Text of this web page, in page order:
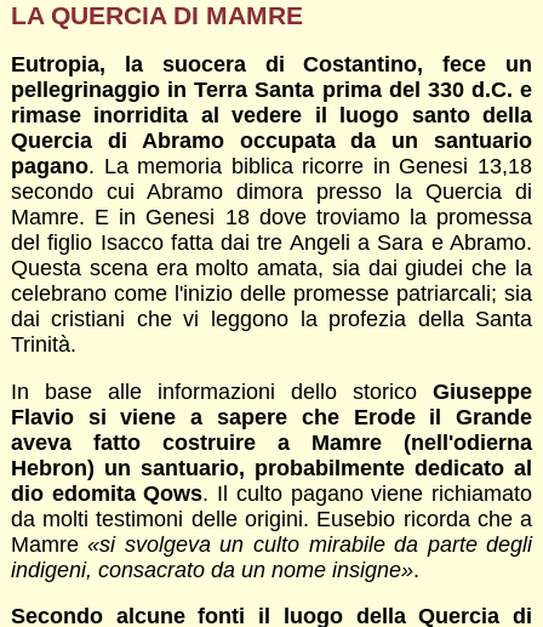
LA QUERCIA DI MAMRE
Eutropia, la suocera di Costantino, fece un
pellegrinaggio in Terra Santa prima del 330 d.C. e
rimase inorridita al vedere il luogo santo della
Quercia di Abramo occupata da un santuario
pagano. La memoria biblica ricorre in Genesi 13,18
secondo cui Abramo dimora presso la Quercia di
Mamre. E in Genesi 18 dove troviamo la promessa
del figlio Isacco fatta dai tre Angeli a Sara e Abramo.
Questa scena era molto amata, sia dai giudei che la
celebrano come l'inizio delle promesse patriarcali; sia
dai cristiani che vi leggono la profezia della Santa
Trinità.
In base alle informazioni dello storicoGiuseppe
Flavio si viene a sapere che Erode il Grande
aveva fatto costruire a Mamre (nell'odierna
Hebron) un santuario, probabilmente dedicato al
dio edomita Qows. Il culto pagano viene richiamato
da molti testimoni delle origini. Eusebio ricorda che a
Mamre«si svolgeva un culto mirabile da parte degli
indigeni, consacrato da un nome insigne».
Secondo alcune fonti il luogo della Quercia di